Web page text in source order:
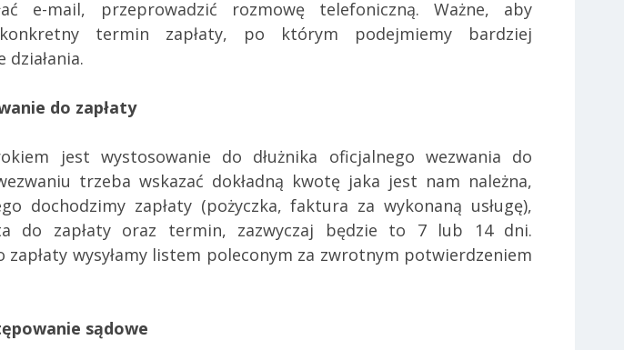
e-mail, przeprowadzić rozmowę telefoniczną. Ważne, aby
konkretny termin zapłaty, po którym podejmiemy bardziej
działania.
do zapłaty
jest wystosowanie do dłużnika oficjalnego wezwania do
trzeba wskazać dokładną kwotę jaka jest nam należna,
dochodzimy zapłaty (pożyczka, faktura za wykonaną usługę),
do zapłaty oraz termin, zazwyczaj będzie to 7 lub 14 dni.
zapłaty wysyłamy listem poleconym za zwrotnym potwierdzeniem
sądowe